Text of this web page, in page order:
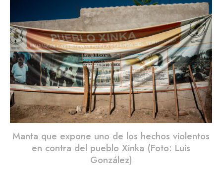
Manta que expone uno de los hechos violentos
en contra del pueblo Xinka (Foto: Luis
González)